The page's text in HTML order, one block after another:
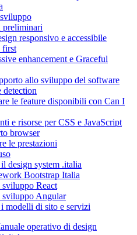
preliminari
responsivo e accessibile
first
enhancement e Graceful
allo sviluppo del software
detection
le feature disponibili con Can I
e risorse per CSS e JavaScript
browser
le prestazioni
design system .italia
Bootstrap Italia
React
Angular
modelli di sito e servizi
operativo di design